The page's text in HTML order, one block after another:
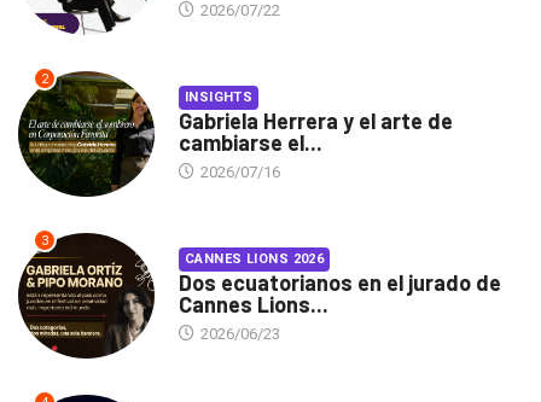
2026/07/22
2
INSIGHTS
Gabriela Herrera y el arte de
cambiarse el...
2026/07/16
3
CANNES LIONS 2026
Dos ecuatorianos en el jurado de
Cannes Lions...
2026/06/23